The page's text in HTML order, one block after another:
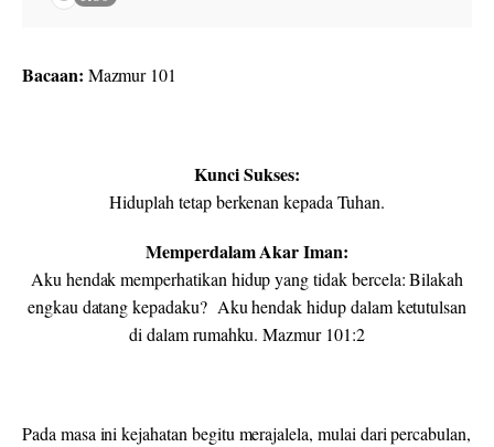
Bacaan: Mazmur 101
Kunci Sukses:
Hiduplah tetap berkenan kepada Tuhan.
Memperdalam Akar Iman:
Aku hendak memperhatikan hidup yang tidak bercela: Bilakah
engkau datang kepadaku? Aku hendak hidup dalam ketutulsan
di dalam rumahku. Mazmur 101:2
Pada masa ini kejahatan begitu merajalela, mulai dari percabulan,